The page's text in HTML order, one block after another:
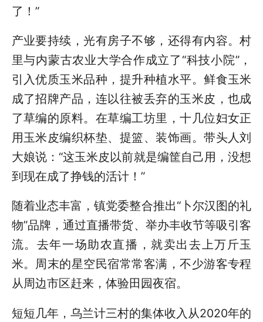
了！”
产业要持续，光有房子不够，还得有内容。村
里与内蒙古农业大学合作成立了“科技小院”，
引入优质玉米品种，提升种植水平。鲜食玉米
成了招牌产品，连以往被丢弃的玉米皮，也成
了草编的原料。在草编工坊里，十几位妇女正
用玉米皮编织杯垫、提篮、装饰画。带头人刘
大娘说：“这玉米皮以前就是编筐自己用，没想
到现在成了挣钱的活计！”
随着业态丰富，镇党委整合推出“卜尔汉图的礼
物”品牌，通过直播带货、举办丰收节等吸引客
流。去年一场助农直播，就卖出去上万斤玉
米。周末的星空民宿常常客满，不少游客专程
从周边市区赶来，体验田园夜宿。
短短几年，乌兰计三村的集体收入从2020年的